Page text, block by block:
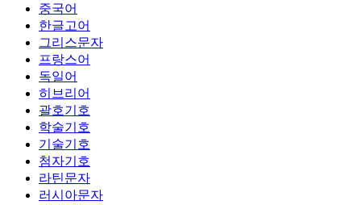
중국어
한글고어
그리스문자
프랑스어
독일어
히브리어
괄호기호
학술기호
기술기호
첨자기호
라틴문자
러시아문자